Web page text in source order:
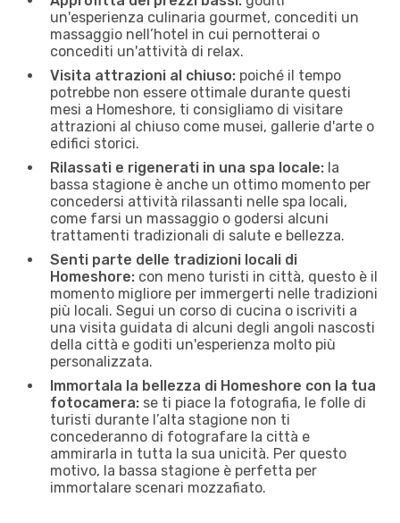
un'esperienza culinaria gourmet, concediti un
massaggio nell’hotel in cui pernotterai o
concediti un'attività di relax.
Visita attrazioni al chiuso: poiché il tempo
potrebbe non essere ottimale durante questi
mesi a Homeshore, ti consigliamo di visitare
attrazioni al chiuso come musei, gallerie d'arte o
edifici storici.
Rilassati e rigenerati in una spa locale: la
bassa stagione è anche un ottimo momento per
concedersi attività rilassanti nelle spa locali,
come farsi un massaggio o godersi alcuni
trattamenti tradizionali di salute e bellezza.
Senti parte delle tradizioni locali di
Homeshore: con meno turisti in città, questo è il
momento migliore per immergerti nelle tradizioni
più locali. Segui un corso di cucina o iscriviti a
una visita guidata di alcuni degli angoli nascosti
della città e goditi un'esperienza molto più
personalizzata.
Immortala la bellezza di Homeshore con la tua
fotocamera: se ti piace la fotografia, le folle di
turisti durante l’alta stagione non ti
concederanno di fotografare la città e
ammirarla in tutta la sua unicità. Per questo
motivo, la bassa stagione è perfetta per
immortalare scenari mozzafiato.